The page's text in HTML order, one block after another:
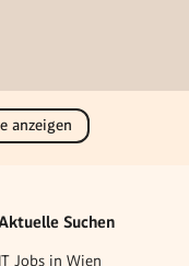
anzeigen
Suchen
IT Jobs in Wien